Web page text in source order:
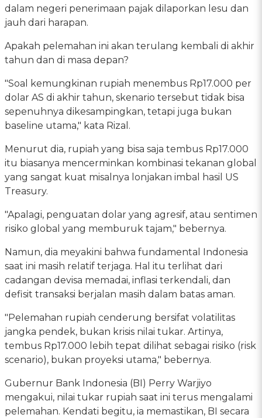
dalam negeri penerimaan pajak dilaporkan lesu dan
jauh dari harapan.
Apakah pelemahan ini akan terulang kembali di akhir
tahun dan di masa depan?
"Soal kemungkinan rupiah menembus Rp17.000 per
dolar AS di akhir tahun, skenario tersebut tidak bisa
sepenuhnya dikesampingkan, tetapi juga bukan
baseline utama," kata Rizal.
Menurut dia, rupiah yang bisa saja tembus Rp17.000
itu biasanya mencerminkan kombinasi tekanan global
yang sangat kuat misalnya lonjakan imbal hasil US
Treasury.
"Apalagi, penguatan dolar yang agresif, atau sentimen
risiko global yang memburuk tajam," bebernya.
Namun, dia meyakini bahwa fundamental Indonesia
saat ini masih relatif terjaga. Hal itu terlihat dari
cadangan devisa memadai, inflasi terkendali, dan
defisit transaksi berjalan masih dalam batas aman.
"Pelemahan rupiah cenderung bersifat volatilitas
jangka pendek, bukan krisis nilai tukar. Artinya,
tembus Rp17.000 lebih tepat dilihat sebagai risiko (risk
scenario), bukan proyeksi utama," bebernya.
Gubernur Bank Indonesia (BI) Perry Warjiyo
mengakui, nilai tukar rupiah saat ini terus mengalami
pelemahan. Kendati begitu, ia memastikan, BI secara